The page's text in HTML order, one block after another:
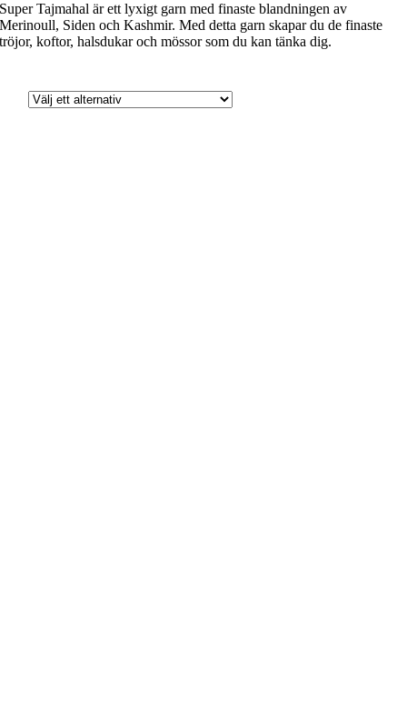
Super Tajmahal är ett lyxigt garn med finaste blandningen av
Merinoull, Siden och Kashmir. Med detta garn skapar du de finaste
tröjor, koftor, halsdukar och mössor som du kan tänka dig.